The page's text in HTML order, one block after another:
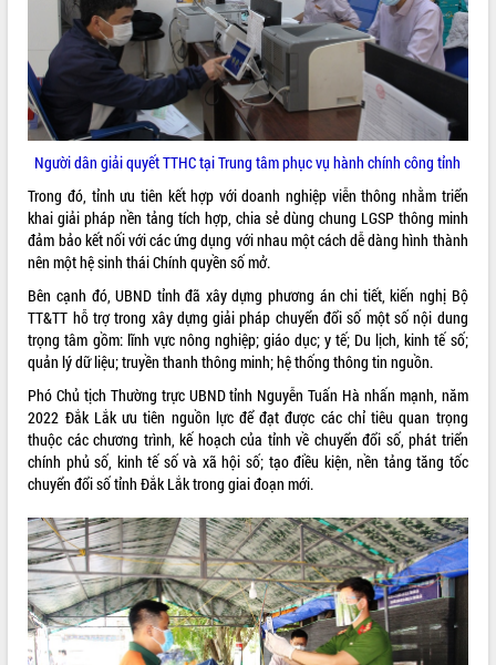
Người dân giải quyết TTHC tại Trung tâm phục vụ hành chính công tỉnh
Trong đó, tỉnh ưu tiên kết hợp với doanh nghiệp viễn thông nhằm triển
khai giải pháp nền tảng tích hợp, chia sẻ dùng chung LGSP thông minh
đảm bảo kết nối với các ứng dụng với nhau một cách dễ dàng hình thành
nên một hệ sinh thái Chính quyền số mở.
Bên cạnh đó, UBND tỉnh đã xây dựng phương án chi tiết, kiến nghị Bộ
TT&TT hỗ trợ trong xây dựng giải pháp chuyển đổi số một số nội dung
trọng tâm gồm: lĩnh vực nông nghiệp; giáo dục; y tế; Du lịch, kinh tế số;
quản lý dữ liệu; truyền thanh thông minh; hệ thống thông tin nguồn.
Phó Chủ tịch Thường trực UBND tỉnh Nguyễn Tuấn Hà nhấn mạnh, năm
2022 Đắk Lắk ưu tiên nguồn lực để đạt được các chỉ tiêu quan trọng
thuộc các chương trình, kế hoạch của tỉnh về chuyển đổi số, phát triển
chính phủ số, kinh tế số và xã hội số; tạo điều kiện, nền tảng tăng tốc
chuyển đổi số tỉnh Đắk Lắk trong giai đoạn mới.